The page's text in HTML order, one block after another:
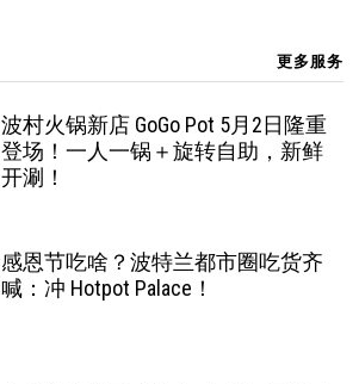
更多服务
波村火锅新店 GoGo Pot 5月2日隆重
登场！一人一锅＋旋转自助，新鲜
开涮！
感恩节吃啥？波特兰都市圈吃货齐
喊：冲 Hotpot Palace！